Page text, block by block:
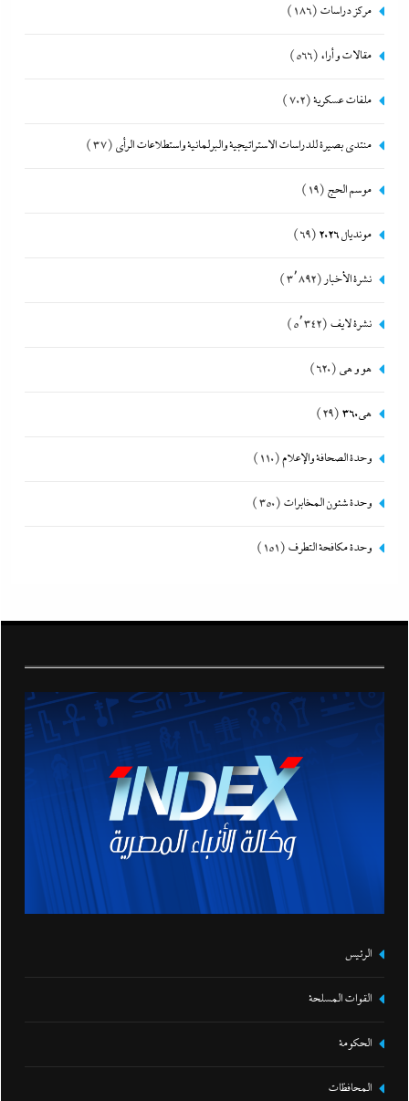
مركز دراسات (186)
مقالات و أراء (566)
ملفات عسكرية(702)
منتدى بصيرة للدراسات الاستراتيجية والبرلمانية واستطلاعات الرأى (37)
موسم الحج (19)
مونديال 2026 (69)
نشرة الأخبار (3٬892)
نشرة لايف (5٬342)
هو و هي (620)
هى360 (29)
وحدة الصحافة والإعلام(110)
وحدة شئون المخابرات (350)
وحدة مكافحة التطرف (151)
الرئيس
القوات المسلحة
الحكومة
المحافظات